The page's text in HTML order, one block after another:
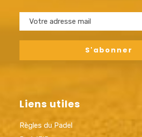
Liens utiles
Règles du Padel